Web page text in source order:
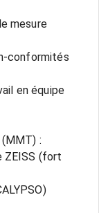
mesure
conformités
en équipe
:
ZEISS (fort